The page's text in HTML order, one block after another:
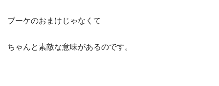
ブーケのおまけじゃなくて
ちゃんと素敵な意味があるのです。